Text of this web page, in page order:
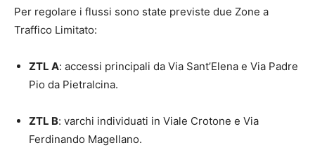
Per regolare i flussi sono state previste due Zone a
Traffico Limitato:
ZTL A: accessi principali da Via Sant’Elena e Via Padre
Pio da Pietralcina.
ZTL B: varchi individuati in Viale Crotone e Via
Ferdinando Magellano.